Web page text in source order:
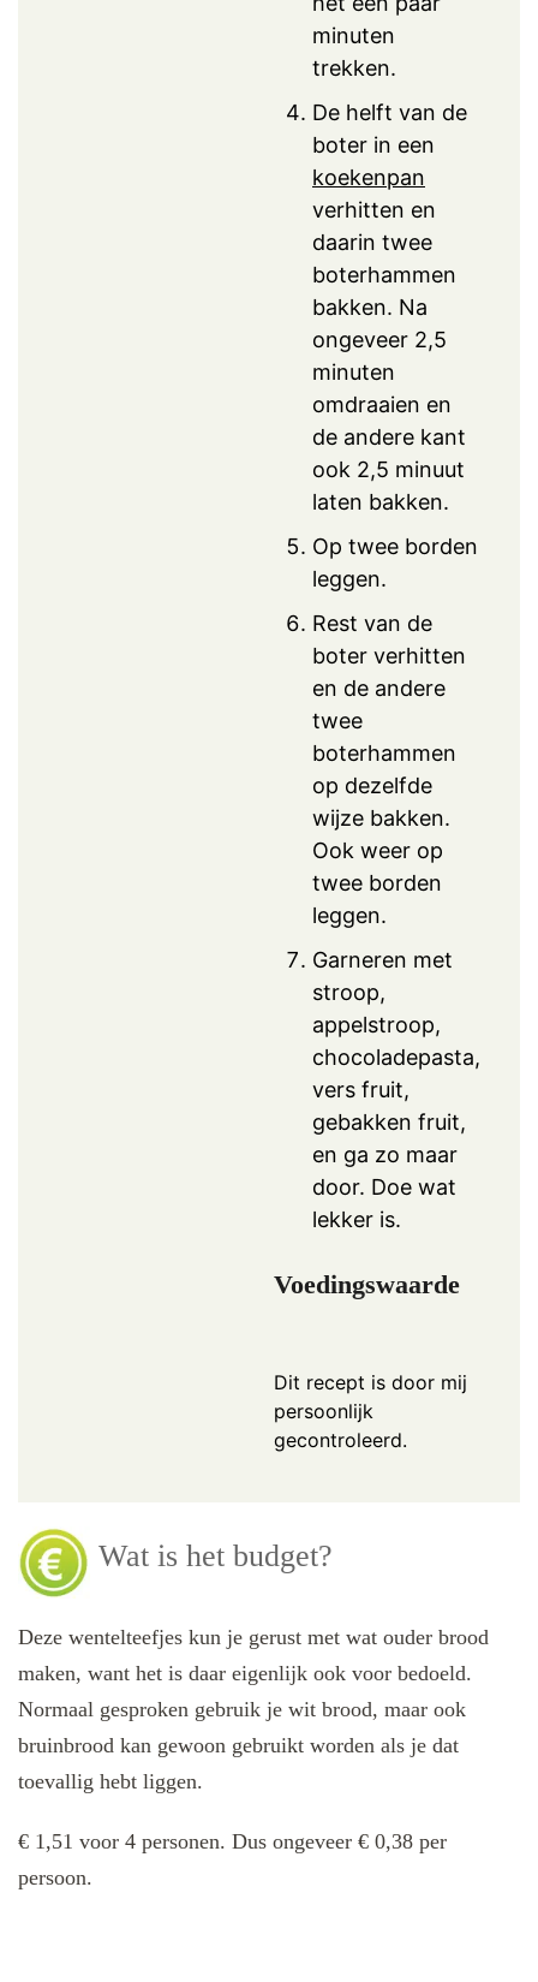
minuten
trekken.
De helft van de
boter in een
koekenpan
verhitten en
daarin twee
boterhammen
bakken. Na
ongeveer 2,5
minuten
omdraaien en
de andere kant
ook 2,5 minuut
laten bakken.
Op twee borden
leggen.
Rest van de
boter verhitten
en de andere
twee
boterhammen
op dezelfde
wijze bakken.
Ook weer op
twee borden
leggen.
Garneren met
stroop,
appelstroop,
chocoladepasta,
vers fruit,
gebakken fruit,
en ga zo maar
door. Doe wat
lekker is.
Voedingswaarde
Dit recept is door mij
persoonlijk
gecontroleerd.
Wat is het budget?
Deze wentelteefjes kun je gerust met wat ouder brood
maken, want het is daar eigenlijk ook voor bedoeld.
Normaal gesproken gebruik je wit brood, maar ook
bruinbrood kan gewoon gebruikt worden als je dat
toevallig hebt liggen.
€ 1,51 voor 4 personen. Dus ongeveer € 0,38 per
persoon.